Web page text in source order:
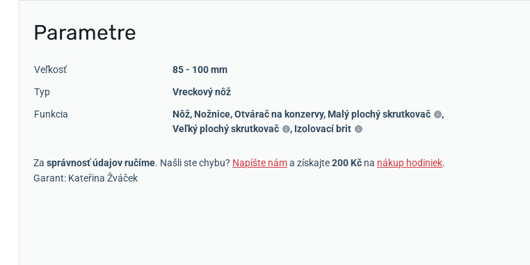
Parametre
Veľkosť
85 - 100 mm
Typ
Vreckový nôž
Funkcia
Nôž, Nožnice,Otvárač na konzervy, Malý plochý skrutkovač
,
Veľký plochý skrutkovač
, Izolovací brit
Za správnosť údajov ručíme. Našli ste chybu? Napíšte náma získajte200 Kč na nákup hodiniek.
Garant: Kateřina Žváček